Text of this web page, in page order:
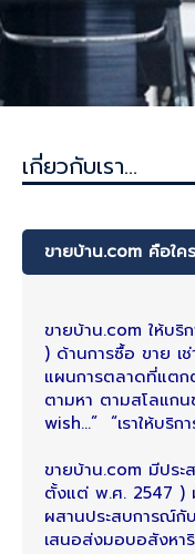
เกี่ยวกับเรา...
ขายบ้าน.com คือใค
ขายบ้าน.com ให้บ
) ด้านการซื้อ ขาย เ
แผนการตลาดที่แต
ตามหา ตามสโลแก
wish…” “เราให้บริก
ขายบ้าน.com มีปร
ตั้งแต่ พ.ศ. 2547 )
ผสานประสบการณ์
เสนอส่งมอบอสังห